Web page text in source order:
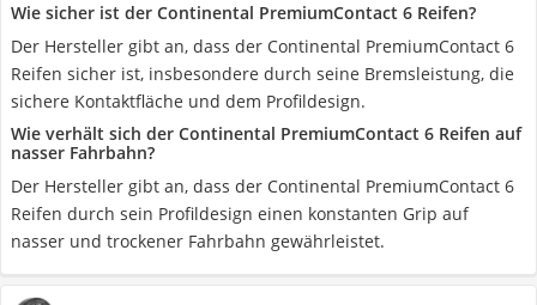
Wie sicher ist der Continental PremiumContact 6 Reifen?
Der Hersteller gibt an, dass der Continental PremiumContact 6
Reifen sicher ist, insbesondere durch seine Bremsleistung, die
sichere Kontaktfläche und dem Profildesign.
Wie verhält sich der Continental PremiumContact 6 Reifen auf
nasser Fahrbahn?
Der Hersteller gibt an, dass der Continental PremiumContact 6
Reifen durch sein Profildesign einen konstanten Grip auf
nasser und trockener Fahrbahn gewährleistet.